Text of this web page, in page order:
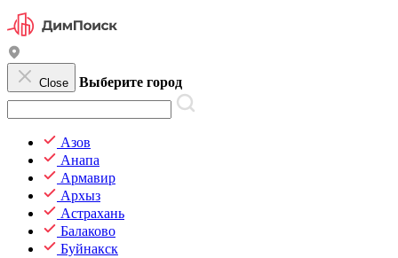
Close Выберите город
Азов
Анапа
Армавир
Архыз
Астрахань
Балаково
Буйнакск